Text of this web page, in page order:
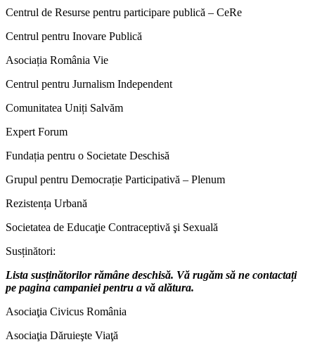
Centrul de Resurse pentru participare publică – CeRe
Centrul pentru Inovare Publică
Asociația România Vie
Centrul pentru Jurnalism Independent
Comunitatea Uniți Salvăm
Expert Forum
Fundația pentru o Societate Deschisă
Grupul pentru Democrație Participativă – Plenum
Rezistența Urbană
Societatea de Educaţie Contraceptivă şi Sexuală
Susținători:
Lista susținătorilor rămâne deschisă. Vă rugăm să ne contactați
pe pagina campaniei pentru a vă alătura.
Asociaţia Civicus România
Asociaţia Dăruieşte Viaţă